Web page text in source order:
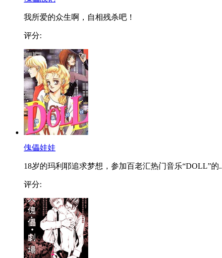
我所爱的众生啊，自相残杀吧！
评分:
傀儡娃娃
18岁的玛利耶追求梦想，参加百老汇热门音乐“DOLL”的
评分: